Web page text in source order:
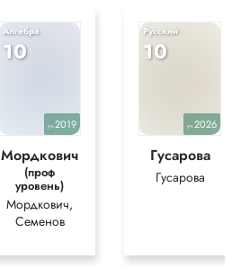
Алгебра
10
уч.2019
Мордкович
(проф
уровень)
Мордкович,
Семенов
Русский
10
уч.2026
Гусарова
Гусарова